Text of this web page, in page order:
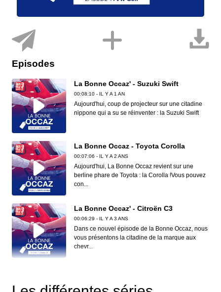
Episodes
La Bonne Occaz' - Suzuki Swift
00:08:10 - IL Y A 1 AN
Aujourd'hui, coup de projecteur sur une citadine
nippone qui a su se réinventer : la Suzuki Swift
La Bonne Occaz - Toyota Corolla
00:07:06 - IL Y A 2 ANS
Aujourd'hui, La Bonne Occaz revient sur une
berline phare de Toyota : la Corolla !Vous pouvez
con...
La Bonne Occaz' - Citroën C3
00:06:29 - IL Y A 3 ANS
Dans ce nouvel épisode de la Bonne Occaz, nous
vous présentons la citadine de la marque aux
chevr...